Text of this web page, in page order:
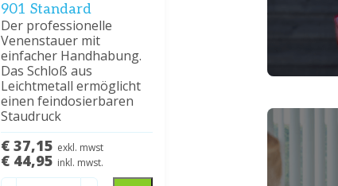
901 Standard
Der professionelle
Venenstauer mit
einfacher Handhabung.
Das Schloß aus
Leichtmetall ermöglicht
einen feindosierbaren
Staudruck
€ 37,15 exkl. mwst
€ 44,95 inkl. mwst.